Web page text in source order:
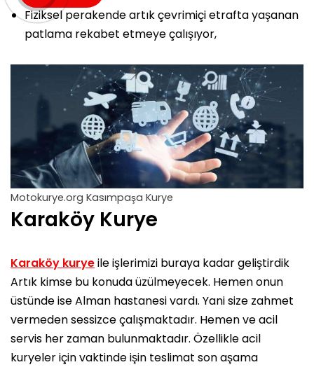
Fiziksel perakende artık çevrimiçi etrafta yaşanan
patlama rekabet etmeye çalışıyor,
Motokurye.org Kasımpaşa Kurye
Karaköy Kurye
Karaköy kuryeile işlerimizi buraya kadar geliştirdik
Artık kimse bu konuda üzülmeyecek. Hemen onun
üstünde ise Alman hastanesi vardı. Yani size zahmet
vermeden sessizce çalışmaktadır. Hemen ve acil
servis her zaman bulunmaktadır. Özellikle acil
kuryeler için vaktinde işin teslimat son aşama